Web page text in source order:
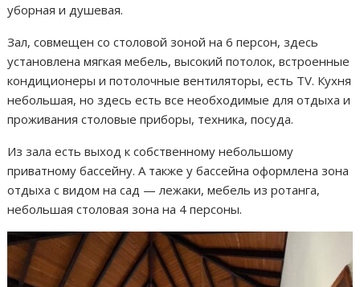
уборная и душевая.
Зал, совмещен со столовой зоной на 6 персон, здесь
установлена мягкая мебель, высокий потолок, встроенные
кондиционеры и потолочные вентиляторы, есть TV. Кухня
небольшая, но здесь есть все необходимые для отдыха и
проживания столовые приборы, техника, посуда.
Из зала есть выход к собственному небольшому
приватному бассейну. А также у бассейна оформлена зона
отдыха с видом на сад — лежаки, мебель из ротанга,
небольшая столовая зона на 4 персоны.